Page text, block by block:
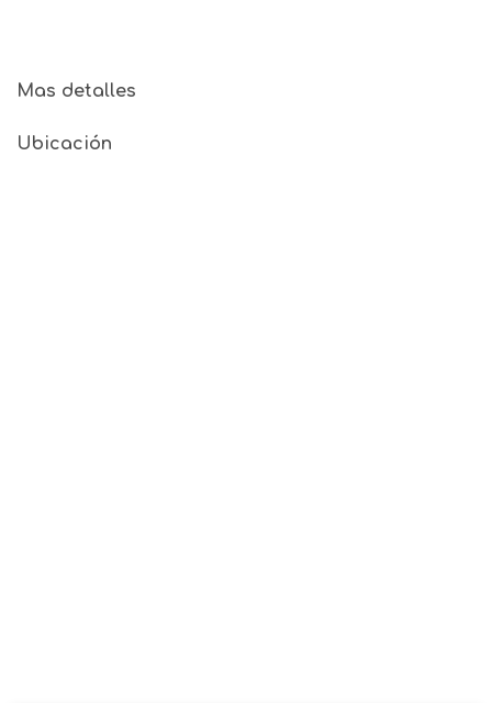
Mas detalles
Ubicación